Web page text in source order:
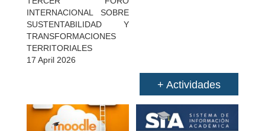
INTERNACIONAL SOBRE
SUSTENTABILIDAD Y
TRANSFORMACIONES
TERRITORIALES
17 April 2026
+ Actividades